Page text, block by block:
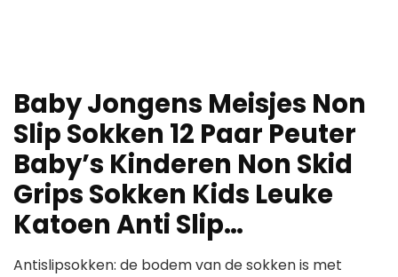
Baby Jongens Meisjes Non
Slip Sokken 12 Paar Peuter
Baby’s Kinderen Non Skid
Grips Sokken Kids Leuke
Katoen Anti Slip…
Antislipsokken: de bodem van de sokken is met